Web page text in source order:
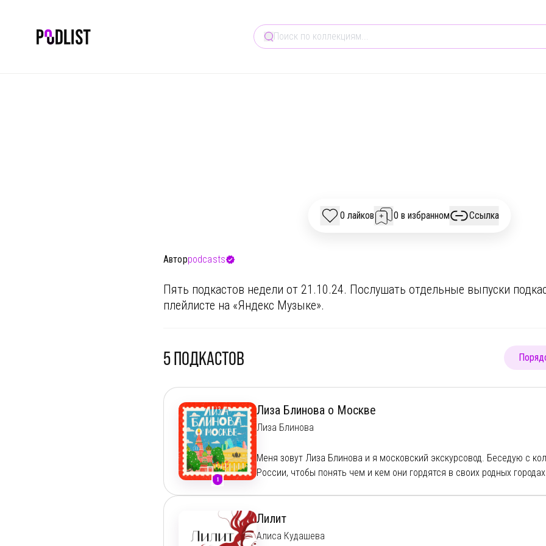
0 лайков 0 в избранном Ссылка
Авторpodcasts
Пять подкастов недели от 21.10.24. Послушать отдельные выпуски
плейлисте на «Яндекс Музыке».
5ПОДКАСТОВ
1
Лиза Блинова о Москве
Лиза Блинова
Меня зовут Лиза Блинова и я московский экскурсовод. Беседую с
России, чтобы понять чем и кем они гордятся в своих родных
культурном наследии. Как люди становятся экскурсоводами, что в
какими трудностями и стереотипами приходится иметь дело и
Лилит
Алиса Кудашева